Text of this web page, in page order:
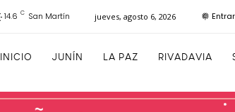
14.6 C San Martín jueves, agosto 6, 2026 Entrar
INICIO JUNÍN LA PAZ RIVADAVIA